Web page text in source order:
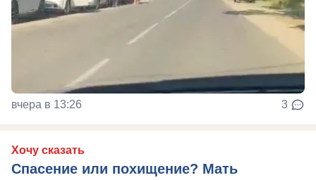
вчера в 13:26 3
Хочу сказать
Спасение или похищение? Мать